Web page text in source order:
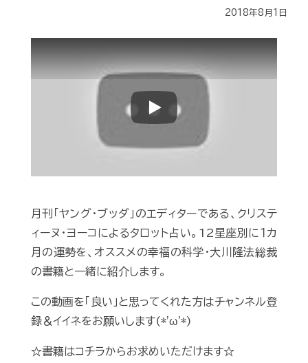
2018年8月1日
Play
月刊「ヤング・ブッダ」のエディターである、クリステ
ィーヌ・ヨーコによるタロット占い。12星座別に１カ
月の運勢を、オススメの幸福の科学・大川隆法総裁
の書籍と一緒に紹介します。
この動画を「良い」と思ってくれた方はチャンネル登
録＆イイネをお願いします(*'ω'*)
☆書籍はコチラからお求めいただけます☆